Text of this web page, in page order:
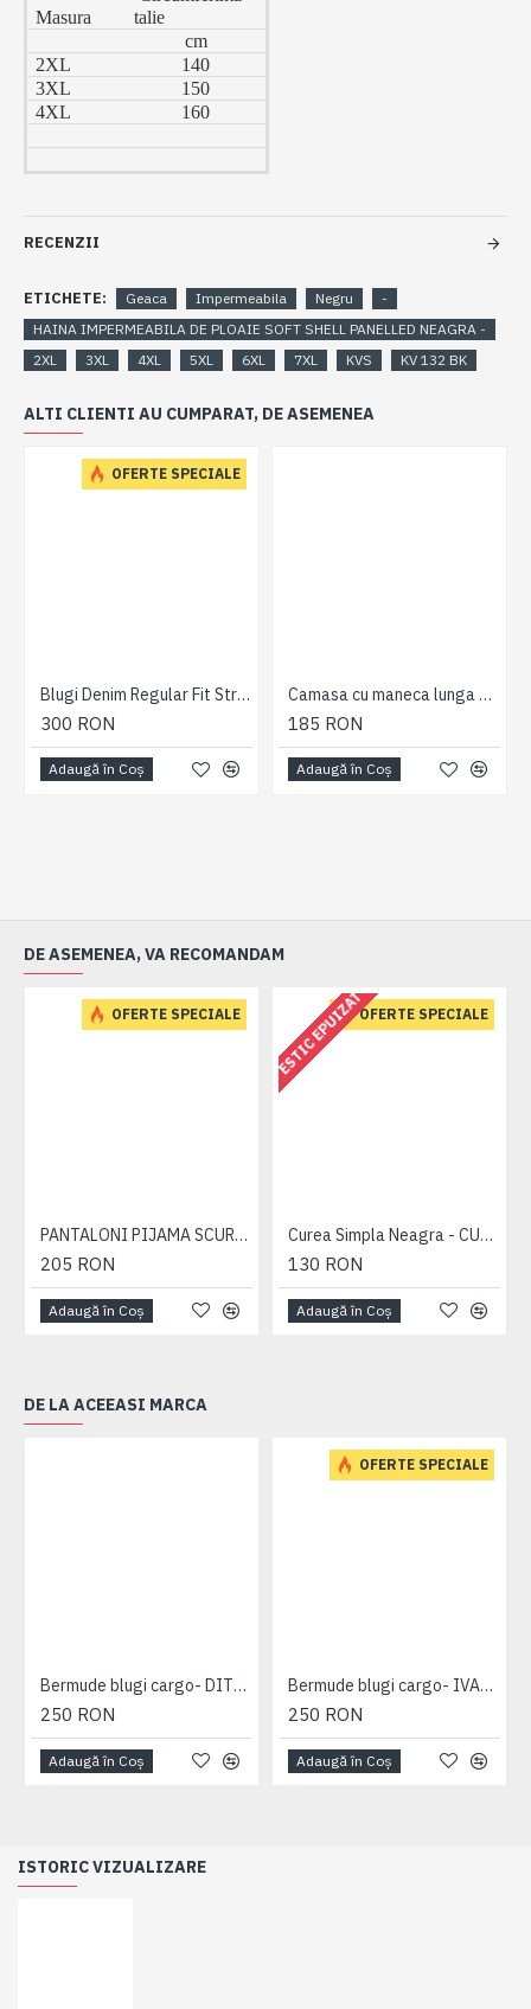
Masura
talie
cm
2XL
140
3XL
150
4XL
160
RECENZII
ETICHETE: Geaca Impermeabila Negru
-
HAINA IMPERMEABILA DE PLOAIE SOFT SHELL PANELLED NEAGRA -
2XL
3XL 4XL 5XL 6XL 7XL KVS KV 132 BK
ALTI CLIENTI AU CUMPARAT, DE ASEMENEA
OFERTE SPECIALE
Blugi Denim Regular Fit Strech StoneWash - JEANS REGULAR FIT STRETCH STONE - 2XL 3XL 4XL 5XL 6XL 7XL
300 RON
Adaugă în Coş
Camasa cu maneca lunga carouri gingham mici de culoare gri dintr-un mix de bumbac 55% si polyester 45% - 3XL 4XL 5XL 6XL
185 RON
Adaugă în Coş
DE ASEMENEA, VA RECOMANDAM
OFERTE SPECIALE
PANTALONI PIJAMA SCURTI BLEUMARIN – PACHET 2 BUCATI - 2XL 3XL 4XL 5XL 6XL
205 RON
Adaugă în Coş
OFERTE SPECIALE
ESTIC EPUIZAT
Curea Simpla Neagra - CUREA PLAIN NEAGRA - 2XL 3XL 4XL 5XL 6XL 7XL
130 RON
Adaugă în Coş
DE LA ACEEASI MARCA
Bermude blugi cargo- DITO B - MID USED - 2XL 3XL 4XL 5XL 6XL 7XL
250 RON
Adaugă în Coş
OFERTE SPECIALE
Bermude blugi cargo- IVAN DARK USED - 2XL 3XL 4XL 5XL 6XL 7XL
250 RON
Adaugă în Coş
ISTORIC VIZUALIZARE